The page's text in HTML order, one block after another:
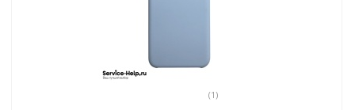
(1)